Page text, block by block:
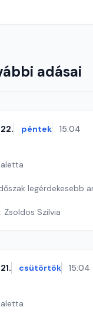
adásai
péntek 15:04
legérdekesebb
Zsoldos Szilvia
csütörtök 15:04